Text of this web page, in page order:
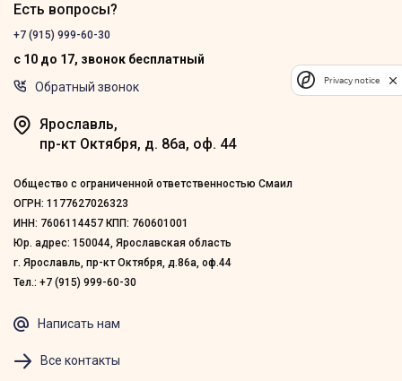
Есть вопросы?
+7 (915) 999-60-30
с 10 до 17, звонок бесплатный
Обратный звонок
Ярославль,
пр-кт Октября, д. 86а, оф. 44
Общество с ограниченной ответственностью Смаил
ОГРН: 1177627026323
ИНН: 7606114457 КПП: 760601001
Юр. адрес: 150044, Ярославская область
г. Ярославль, пр-кт Октября, д.86а, оф.44
Тел.: +7 (915) 999-60-30
Написать нам
Все контакты
Privacy notice